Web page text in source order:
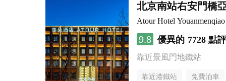
北京南站右安門橋
Atour Hotel
9.8 優異的 7728 點評
靠近景風門地鐵站
靠近港鐵站 免費泊車